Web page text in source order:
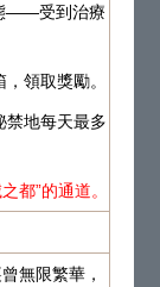
——受到治療
領取獎勵。
禁地每天最多
都”的通道。
無限繁華，